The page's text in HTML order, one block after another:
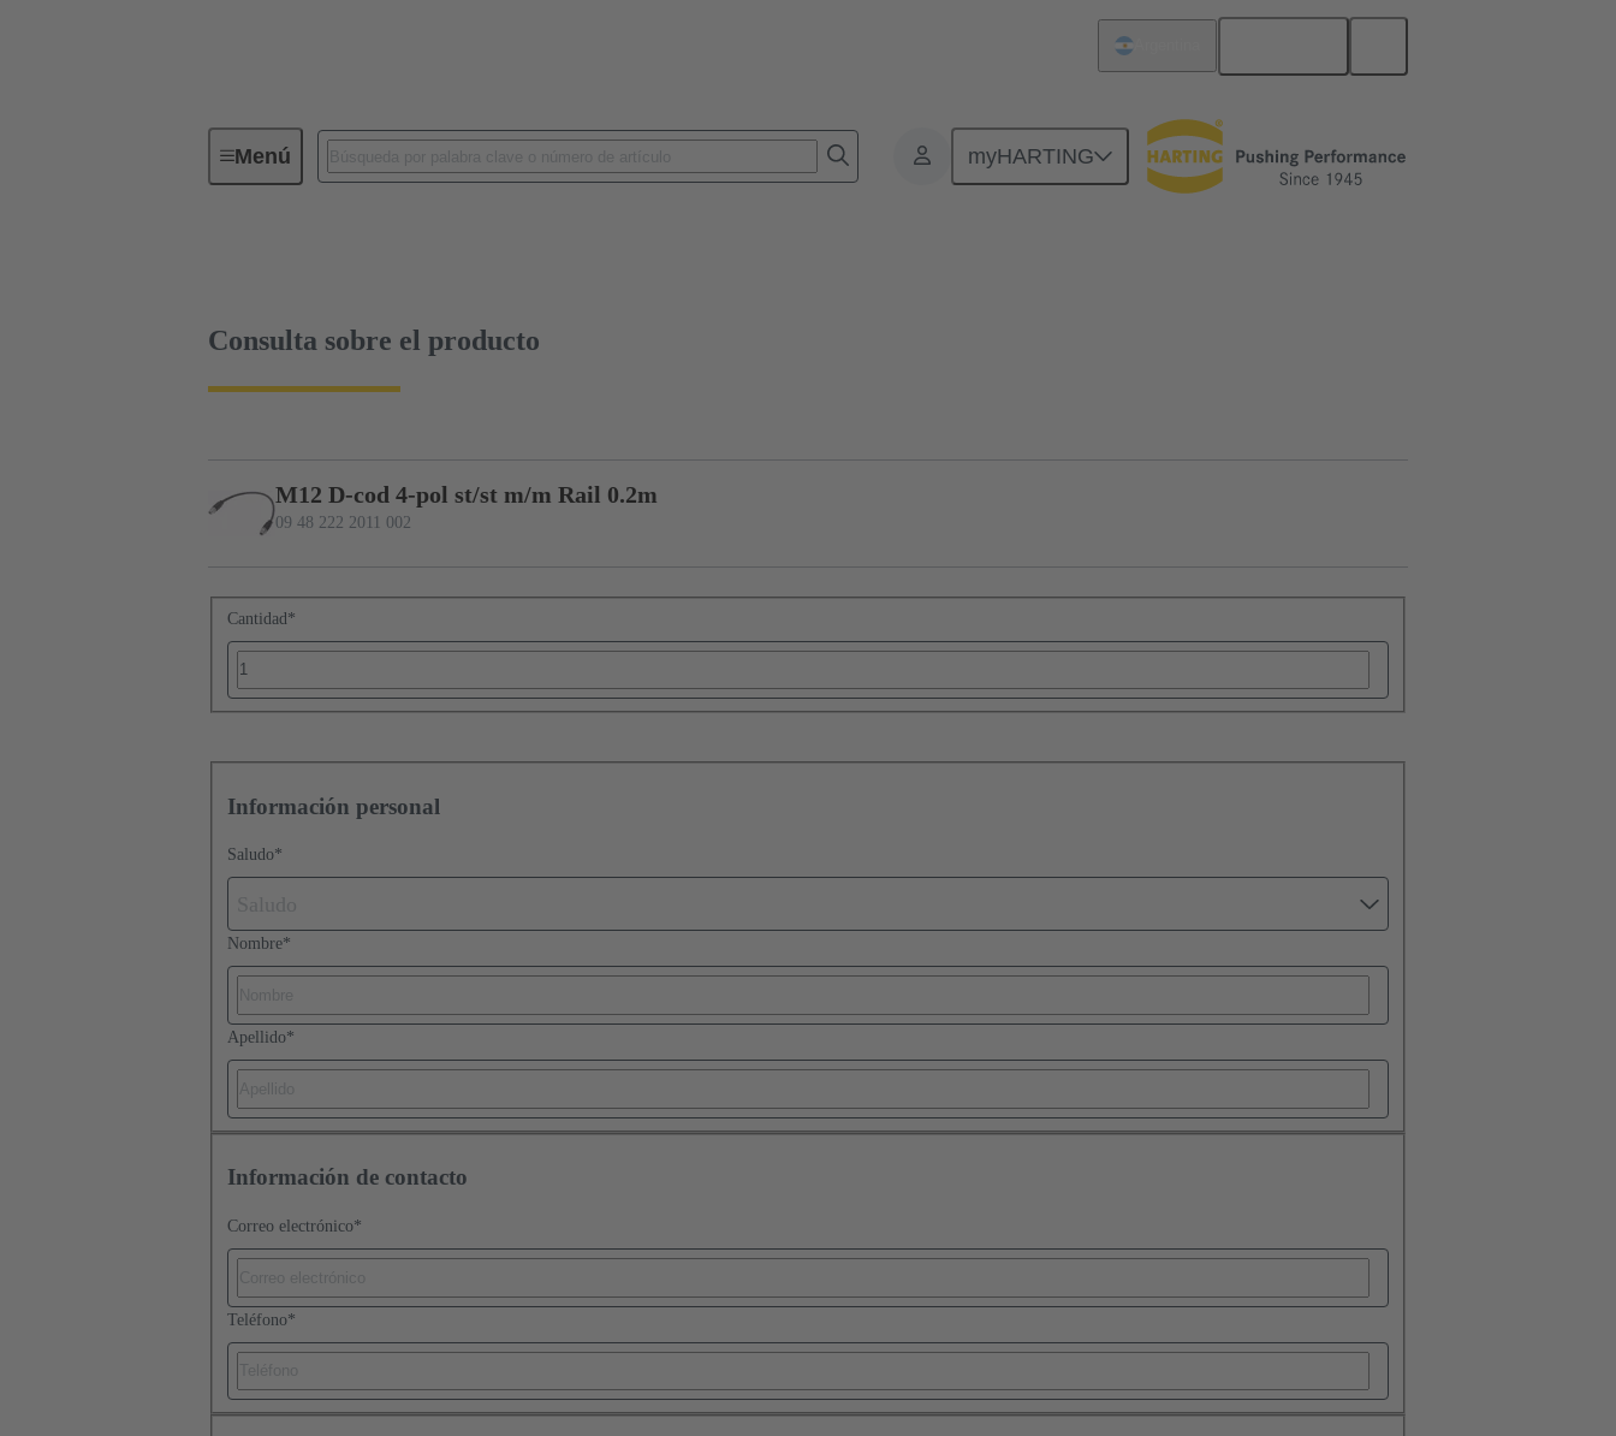
Menú myHARTING
Cableados y cables a medida Conectores circulares Cableado de sistema M12 09 48 222 2011 002
Consulta sobre el producto
M12 D-cod 4-pol st/st m/m Rail 0.2m
09 48 222 2011 002
Cantidad*
Información personal
Saludo*
Nombre*
Apellido*
Información de contacto
Correo electrónico*
Teléfono*